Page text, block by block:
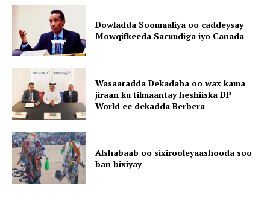
Dowladda Soomaaliya oo caddeysay
Mowqifkeeda Sacuudiga iyo Canada
Wasaaradda Dekadaha oo wax kama
jiraan ku tilmaantay heshiiska DP
World ee dekadda Berbera
Alshabaab oo sixirooleyaashooda soo
ban bixiyay